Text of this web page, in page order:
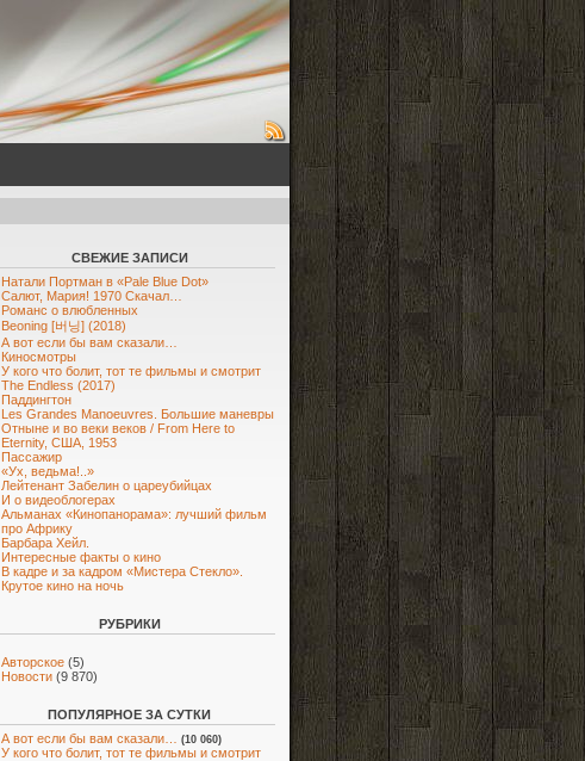
СВЕЖИЕ ЗАПИСИ
Натали Портман в «Pale Blue Dot»
Салют, Мария! 1970 Скачал…
Романс о влюбленных
Beoning [버닝] (2018)
А вот если бы вам сказали…
Киносмотры
У кого что болит, тот те фильмы и смотрит
The Endless (2017)
Паддингтон
Les Grandes Manoeuvres. Большие маневры
Отныне и во веки веков / From Here to
Eternity, США, 1953
Пассажир
«Ух, ведьма!..»
Лейтенант Забелин о цареубийцах
И о видеоблогерах
Альманах «Кинопанорама»: лучший фильм
про Африку
Барбара Хейл.
Интересные факты о кино
В кадре и за кадром «Мистера Стекло».
Крутое кино на ночь
РУБРИКИ
Авторское (5)
Новости (9 870)
ПОПУЛЯРНОЕ ЗА СУТКИ
А вот если бы вам сказали…
(10 060)
У кого что болит, тот те фильмы и смотрит